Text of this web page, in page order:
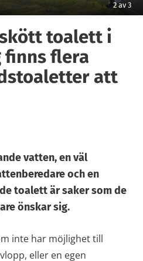
2av 3
toalett i
finns flera
att
vatten, en väl
och en
toalett är saker som de
önskar sig.
inte har möjlighet till
eller en egen